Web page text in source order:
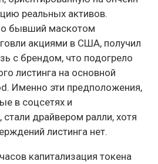
реальных активов.
бывший маскотом
акциями в США, получил
с брендом, что подогрело
листинга на основной
Именно эти предположения,
в соцсетях и
драйвером ралли, хотя
листинга нет.
капитализация токена